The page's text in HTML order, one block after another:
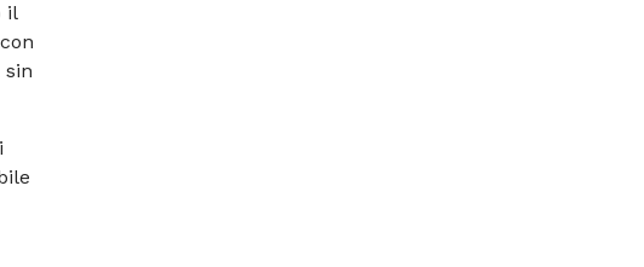
il
sin